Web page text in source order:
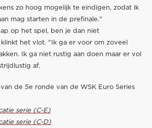
zo hoog mogelijk te eindigen, zodat ik
mag starten in de prefinale."
op het spel, ben je dan niet
het vlot. "Ik ga er voor om zoveel
Ik ga niet rustig aan doen maar er vol
af.
de 5e ronde van de WSK Euro Series
serie (C-E)
serie (C-D)